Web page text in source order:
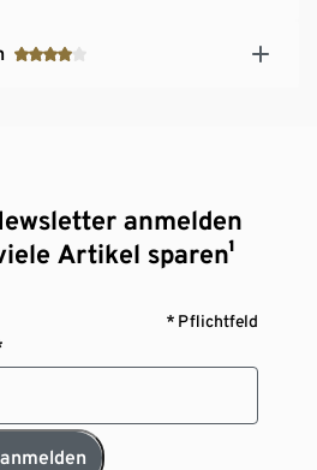
anmelden
Artikel sparen¹
* Pflichtfeld